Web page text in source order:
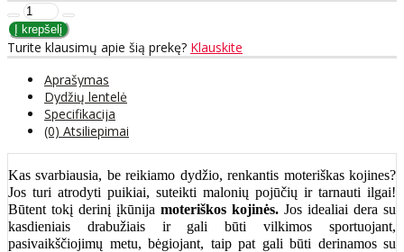
Turite klausimų apie šią prekę? Klauskite
Aprašymas
Dydžių lentelė
Specifikacija
(0) Atsiliepimai
Kas svarbiausia, be reikiamo dydžio, renkantis moteriškas kojines?
Jos turi atrodyti puikiai, suteikti malonių pojūčių ir tarnauti ilgai!
Būtent tokį derinį įkūnija moteriškos kojinės. Jos idealiai dera su
kasdieniais drabužiais ir gali būti vilkimos sportuojant,
pasivaikščiojimų metu, bėgiojant, taip pat gali būti derinamos su